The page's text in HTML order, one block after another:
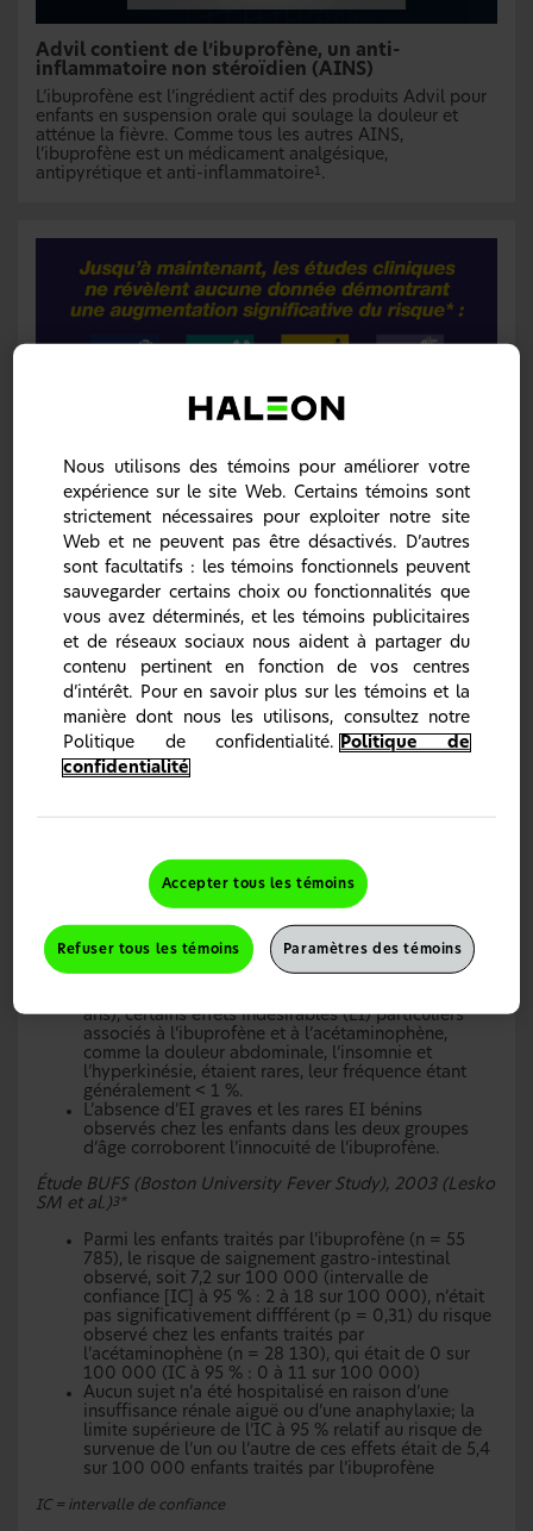
Advil contient de l’ibuprofène, un anti-
inflammatoire non stéroïdien (AINS)
L’ibuprofène est l’ingrédient actif des produits Advil pour
enfants en suspension orale qui soulage la douleur et
atténue la fièvre. Comme tous les autres AINS,
l’ibuprofène est un médicament analgésique,
antipyrétique et anti-inflammatoire1 .
Profil de tolérabilité globale et digestive chez les
enfants
Chez les enfants, le profil d’innocuité de l’ibuprofène
est comparable à celui de l’acétaminophène
L’ibuprofène a été largement étudié dans le cadre d’essais
cliniques auxquels ont participé plus de 100 000
enfants 1-3.
L’ibuprofène est bien toléré par les enfants à des doses
de 20 à 30 mg/kg/jour et plus, comme en témoignent les
résultats de l’étude BUFS ( Boston University Fever Study
La dose devrait de préférence être calculée en fonction du
poids de l’enfant (voir la fiche posologique dans la
section Renseignements détaillés sur les gouttes
pédiatriques Advil)
Les résultats relatifs à l’innocuité issus de l’étude BUFS
Boston University Fever Study) concordent avec ceux de
l’étude CAMP (Children’s Analgesic Medicine Project
Étude CAMP (Children’s Analgesic Medicine Project), 1999
Ashraf E 1999
ans), certains effets indésirables (EI) particuliers
associés à l’ibuprofène et à l’acétaminophène,
comme la douleur abdominale, l’insomnie et
l’hyperkinésie, étaient rares, leur fréquence étant
généralement < 1 %.
L’absence d’EI graves et les rares EI bénins
observés chez les enfants dans les deux groupes
d’âge corroborent l’innocuité de l’ibuprofène.
Étude BUFS (Boston University Fever Study), 2003 (Lesko
SM et al.) 3*
Parmi les enfants traités par l’ibuprofène (n = 55
785), le risque de saignement gastro-intestinal
observé, soit 7,2 sur 100 000 (intervalle de
confiance [IC] à 95 % : 2 à 18 sur 100 000), n’était
pas significativement diffférent (p = 0,31) du risque
observé chez les enfants traités par
l’acétaminophène (n = 28 130), qui était de 0 sur
100 000 (IC à 95 % : 0 à 11 sur 100 000)
Aucun sujet n’a été hospitalisé en raison d’une
insuffisance rénale aiguë ou d’une anaphylaxie; la
limite supérieure de l’IC à 95 % relatif au risque de
survenue de l’un ou l’autre de ces effets était de 5,4
sur 100 000 enfants traités par l’ibuprofène
IC = intervalle de confiance
Nous utilisons des témoins pour améliorer votre
expérience sur le site Web. Certains témoins sont
strictement nécessaires pour exploiter notre site
Web et ne peuvent pas être désactivés. D’autres
sont facultatifs : les témoins fonctionnels peuvent
sauvegarder certains choix ou fonctionnalités que
vous avez déterminés, et les témoins publicitaires
et de réseaux sociaux nous aident à partager du
contenu pertinent en fonction de vos centres
d’intérêt. Pour en savoir plus sur les témoins et la
manière dont nous les utilisons, consultez notre
Politique de confidentialité.
Politique de
confidentialité
Accepter tous les témoins
Refuser tous les témoins Paramètres des témoins